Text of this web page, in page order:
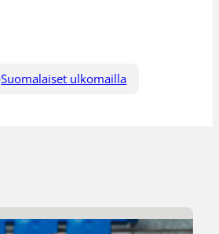
Suomalaiset ulkomailla